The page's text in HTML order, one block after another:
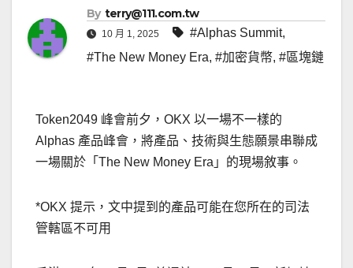
By terry@111.com.tw
10 月 1, 2025 #Alphas Summit,
#The New Money Era, #加密貨幣, #區塊鏈
Token2049 峰會前夕，OKX 以一場不一樣的
Alphas 產品峰會，將產品、技術與生態願景串聯成
一場關於「The New Money Era」的現場敘事。
*OKX 提示，文中提到的產品可能在您所在的司法
管轄區不可用